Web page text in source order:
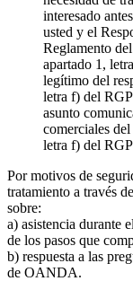
interesado
usted y el
Reglamento
apartado 1,
legítimo del
letra f) del
asunto
comerciales
letra f) del
Por motivos de
tratamiento a través
sobre:
a) asistencia durante
de los pasos que
b) respuesta a las
de OANDA.